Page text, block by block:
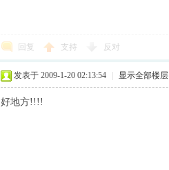
回复 支持 反对
发表于 2009-1-20 02:13:54 显示全部楼层
好地方!!!!